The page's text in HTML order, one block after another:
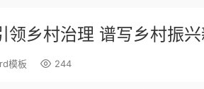
领乡村治理 谱写乡村振
模板 244